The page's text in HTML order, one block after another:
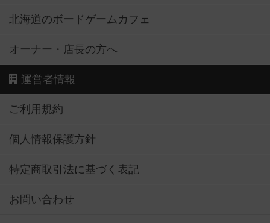
北海道のボードゲームカフェ
オーナー・店長の方へ
運営者情報
ご利用規約
個人情報保護方針
特定商取引法に基づく表記
お問い合わせ